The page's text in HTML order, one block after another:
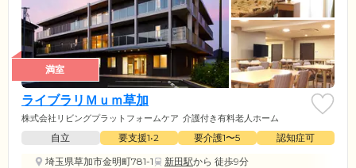
満室
ライブラリＭｕｍ草加
株式会社リビングプラットフォームケア 介護付き有料老人ホーム
自立 要支援1•2 要介護1〜5
認知症可
埼玉県草加市金明町781-1
新田駅から 徒歩9分